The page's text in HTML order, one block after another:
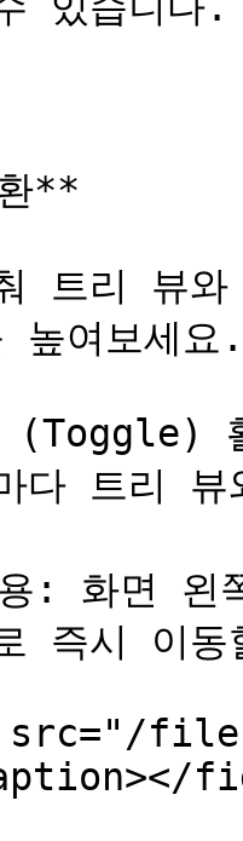
**
트리 뷰
높여보세요.
(Toggle)
다 트리
: 화면 왼
즉시 이
files/